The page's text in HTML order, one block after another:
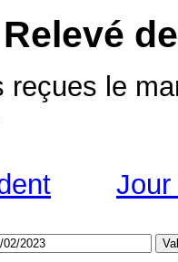
Relevé
reçues le